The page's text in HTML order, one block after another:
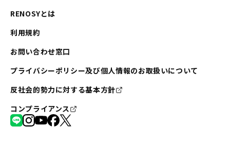
RENOSYとは
利用規約
お問い合わせ窓口
プライバシーポリシー及び個人情報のお取扱いについて
反社会的勢力に対する基本方針
コンプライアンス